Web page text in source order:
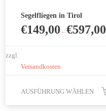
Segelfliegen in Tirol
€149,00 –€597,00
zzgl.
Versandkosten
AUSFÜHRUNG WÄHLEN